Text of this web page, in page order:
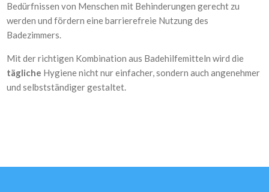
Bedürfnissen von Menschen mit Behinderungen gerecht zu
werden und fördern eine barrierefreie Nutzung des
Badezimmers.
Mit der richtigen Kombination aus Badehilfemitteln wird die
tägliche Hygiene nicht nur einfacher, sondern auch angenehmer
und selbstständiger gestaltet.